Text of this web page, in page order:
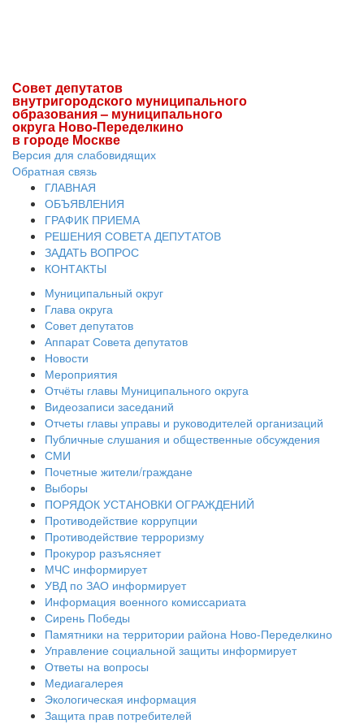
Совет депутатов
внутригородского муниципального
образования – муниципального
округа Ново-Переделкино
в городе Москве
Версия для слабовидящих
Обратная связь
ГЛАВНАЯ
ОБЪЯВЛЕНИЯ
ГРАФИК ПРИЕМА
РЕШЕНИЯ СОВЕТА ДЕПУТАТОВ
ЗАДАТЬ ВОПРОС
КОНТАКТЫ
Муниципальный округ
Глава округа
Совет депутатов
Аппарат Совета депутатов
Новости
Мероприятия
Отчёты главы Муниципального округа
Видеозаписи заседаний
Отчеты главы управы и руководителей организаций
Публичные слушания и общественные обсуждения
СМИ
Почетные жители/граждане
Выборы
ПОРЯДОК УСТАНОВКИ ОГРАЖДЕНИЙ
Противодействие коррупции
Противодействие терроризму
Прокурор разъясняет
МЧС информирует
УВД по ЗАО информирует
Информация военного комиссариата
Сирень Победы
Памятники на территории района Ново-Переделкино
Управление социальной защиты информирует
Ответы на вопросы
Медиагалерея
Экологическая информация
Защита прав потребителей